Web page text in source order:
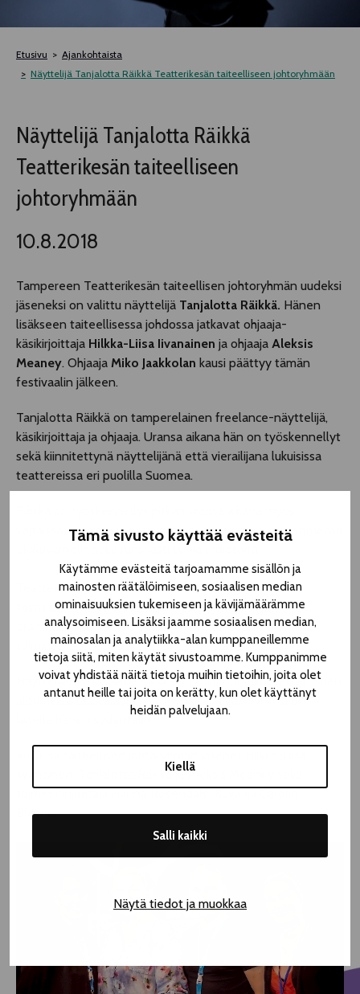
Tämä sivusto käyttää evästeitä
Käytämme evästeitä tarjoamamme sisällön ja
mainosten räätälöimiseen, sosiaalisen median
ominaisuuksien tukemiseen ja kävijämäärämme
analysoimiseen. Lisäksi jaamme sosiaalisen median,
mainosalan ja analytiikka-alan kumppaneillemme
tietoja siitä, miten käytät sivustoamme. Kumppanimme
voivat yhdistää näitä tietoja muihin tietoihin, joita olet
antanut heille tai joita on kerätty, kun olet käyttänyt
heidän palvelujaan.
Kiellä
Salli kaikki
Näytä tiedot ja muokkaa
TELTTALAB
OFF TAMPERE
TAPAHTUMIEN YÖ
MUU OHJELMISTO
Etusivu
Ajankohtaista
Näyttelijä Tanjalotta Räikkä Teatterikesän taiteelliseen johtoryhmään
Näyttelijä Tanjalotta Räikkä
Teatterikesän taiteelliseen
johtoryhmään
10.8.2018
Tampereen Teatterikesän taiteellisen johtoryhmän uudeksi
jäseneksi on valittu näyttelijä Tanjalotta Räikkä. Hänen
lisäkseen taiteellisessa johdossa jatkavat ohjaaja-
käsikirjoittaja Hilkka-Liisa Iivanainen ja ohjaaja Aleksis
Meaney. Ohjaaja Miko Jaakkolan kausi päättyy tämän
festivaalin jälkeen.
Tanjalotta Räikkä on tamperelainen freelance-näyttelijä,
käsikirjoittaja ja ohjaaja. Uransa aikana hän on työskennellyt
sekä kiinnitettynä näyttelijänä että vierailijana lukuisissa
teattereissa eri puolilla Suomea.
vapaissa ryhmissä ja projekteissa, ja tehnyt toistakymmentä
elokuvaroolia sekä runsaasti tv- ja radiotöitä.
Teatteri Telakan perustajajäseniin kuuluva Räikkä on
toiminut viime vuosina myös käsikirjoittajana ja
dramaturgina. Hän on opettanut näyttelijäntyötä ja
toiminut teatterimaailman luottamustehtävissä.
Näyttelijäntyön lisäksi Räikkä on toiminut lukuisten artistien
albumeilla taustalaulajana. Myös sairaalaklovneria on
lähellä hänen sydäntään.
Iivanainen, Tanjalotta Räikkä ja Aleksis Meaney sekä
toiminnanjohtaja Hanna Rosendahl. Kuvaaja Carolin
Büttner.